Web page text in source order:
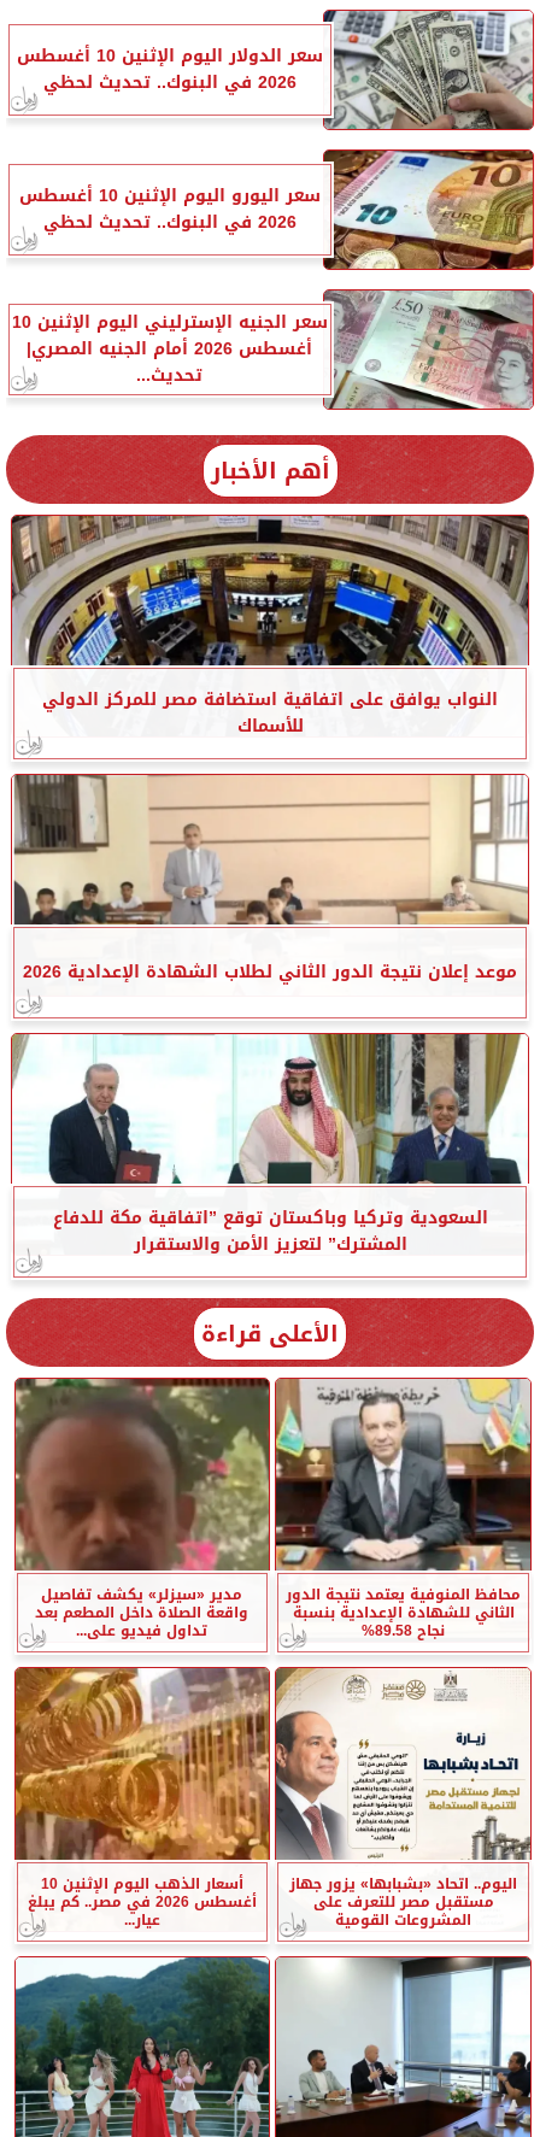
سعر الدولار اليوم الإثنين 10 أغسطس
2026 في البنوك.. تحديث لحظي
سعر اليورو اليوم الإثنين 10 أغسطس
2026 في البنوك.. تحديث لحظي
سعر الجنيه الإسترليني اليوم الإثنين 10
أغسطس 2026 أمام الجنيه المصري|
تحديث...
أهم الأخبار
النواب يوافق على اتفاقية استضافة مصر للمركز الدولي
للأسماك
موعد إعلان نتيجة الدور الثاني لطلاب الشهادة الإعدادية 2026
السعودية وتركيا وباكستان توقع ”اتفاقية مكة للدفاع
المشترك” لتعزيز الأمن والاستقرار
الأعلى قراءة
محافظ المنوفية يعتمد نتيجة الدور
الثاني للشهادة الإعدادية بنسبة
نجاح 89.58%
مدير «سيزلر» يكشف تفاصيل
واقعة الصلاة داخل المطعم بعد
تداول فيديو على...
اليوم.. اتحاد «بشبابها» يزور جهاز
مستقبل مصر للتعرف على
المشروعات القومية
أسعار الذهب اليوم الإثنين 10
أغسطس 2026 في مصر.. كم يبلغ
عيار...